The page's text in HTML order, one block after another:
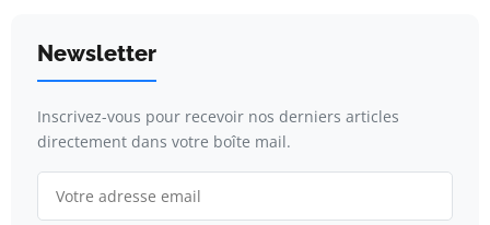
Newsletter
Inscrivez-vous pour recevoir nos derniers articles
directement dans votre boîte mail.